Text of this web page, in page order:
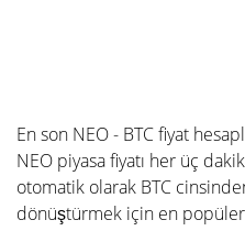
En son NEO - BTC fiyat
NEO piyasa fiyatı her üç
otomatik olarak BTC
dönüştürmek için en popüler